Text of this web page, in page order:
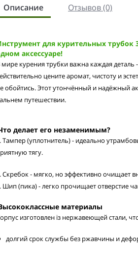
Описание Отзывов (0)
для курительных трубок
аксессуаре!
мире курения трубки важна каждая
цените аромат, чистоту и
обойтись. Этот утончённый и надёжный
путешествии.
делает его незаменимым?
Тампер(уплотнитель) - идеально
тягу.
Скребок- мягко, но эффективно очищает
Шип (пика)- легко прочищает отверстие
материалы
изготовлен із нержавеющей стали,
долгий срок службы без ржавчины и